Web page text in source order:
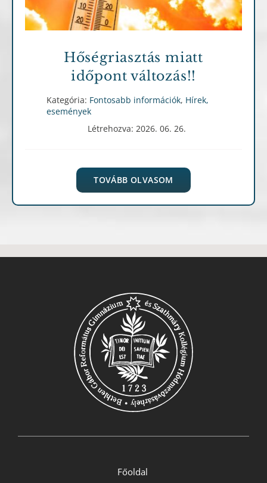
Hőségriasztás miatt
időpont változás!!
Kategória: Fontosabb információk, Hírek,
események
Létrehozva: 2026. 06. 26.
TOVÁBB OLVASOM
Főoldal